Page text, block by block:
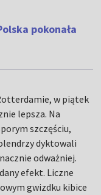
pokonała
w piątek
lepsza. Na
szczęściu,
dyktowali
odważniej.
efekt. Liczne
gwizdku kibice